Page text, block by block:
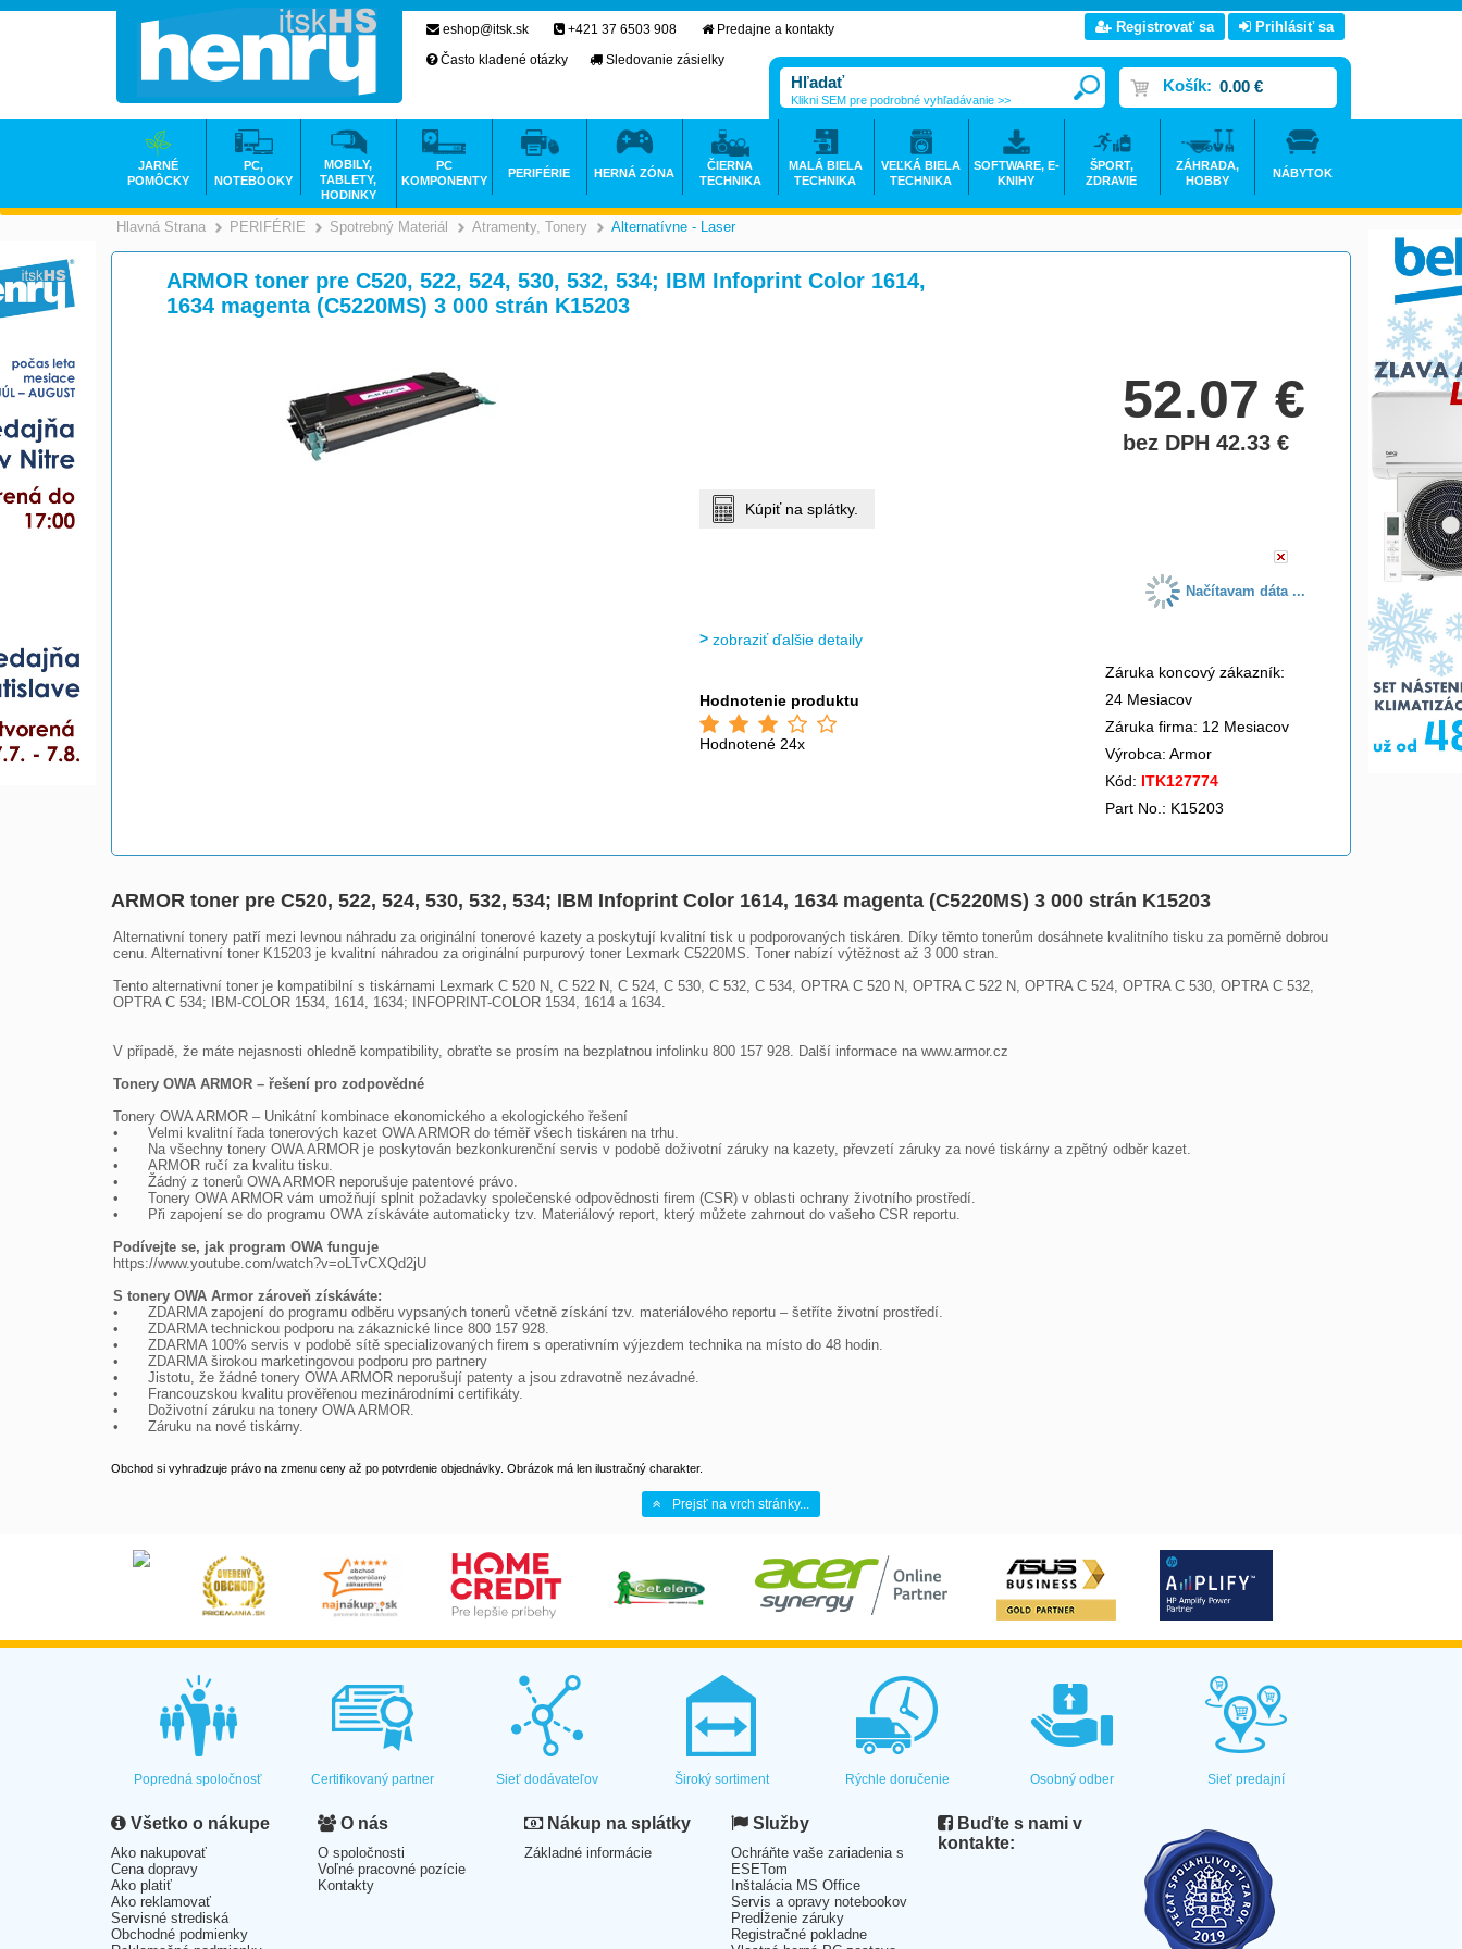
Hlavná Strana >
PERIFÉRIE >
Spotrebný Materiál >
Atramenty, Tonery >
Alternatívne - Laser
ARMOR toner pre C520, 522, 524, 530, 532, 534; IBM Infoprint Color 1614,
1634 magenta (C5220MS) 3 000 strán K15203
52.07€
bez DPH 42.33€
Kúpiť na splátky.
Načítavam dáta ...
zobraziť ďalšie detaily
Hodnotenie produktu
Hodnotené 24x
Záruka koncový zákazník:
24 Mesiacov
Záruka firma: 12 Mesiacov
Výrobca: Armor
Kód: ITK127774
Part No.: K15203
ARMOR toner pre C520, 522, 524, 530, 532, 534; IBM Infoprint Color 1614, 1634 magenta (C5220MS) 3 000 strán K15203
Alternativní tonery patří mezi levnou náhradu za originální tonerové kazety a poskytují kvalitní tisk u podporovaných tiskáren. Díky těmto tonerům dosáhnete kvalitního tisku za poměrně dobrou
cenu. Alternativní toner K15203 je kvalitní náhradou za originální purpurový toner Lexmark C5220MS. Toner nabízí výtěžnost až 3 000 stran.
Tento alternativní toner je kompatibilní s tiskárnami Lexmark C 520 N, C 522 N, C 524, C 530, C 532, C 534, OPTRA C 520 N, OPTRA C 522 N, OPTRA C 524, OPTRA C 530, OPTRA C 532,
OPTRA C 534; IBM-COLOR 1534, 1614, 1634; INFOPRINT-COLOR 1534, 1614 a 1634.
V případě, že máte nejasnosti ohledně kompatibility, obraťte se prosím na bezplatnou infolinku 800 157 928. Další informace na www.armor.cz
Tonery OWA ARMOR – řešení pro zodpovědné
Tonery OWA ARMOR – Unikátní kombinace ekonomického a ekologického řešení
•	Velmi kvalitní řada tonerových kazet OWA ARMOR do téměř všech tiskáren na trhu.
•	Na všechny tonery OWA ARMOR je poskytován bezkonkurenční servis v podobě doživotní záruky na kazety, převzetí záruky za nové tiskárny a zpětný odběr kazet.
•	ARMOR ručí za kvalitu tisku.
•	Žádný z tonerů OWA ARMOR neporušuje patentové právo.
•	Tonery OWA ARMOR vám umožňují splnit požadavky společenské odpovědnosti firem (CSR) v oblasti ochrany životního prostředí.
•	Při zapojení se do programu OWA získáváte automaticky tzv. Materiálový report, který můžete zahrnout do vašeho CSR reportu.
Podívejte se, jak program OWA funguje
https://www.youtube.com/watch?v=oLTvCXQd2jU
S tonery OWA Armor zároveň získáváte:
•	ZDARMA zapojení do programu odběru vypsaných tonerů včetně získání tzv. materiálového reportu – šetříte životní prostředí.
•	ZDARMA technickou podporu na zákaznické lince 800 157 928.
•	ZDARMA 100% servis v podobě sítě specializovaných firem s operativním výjezdem technika na místo do 48 hodin.
•	ZDARMA širokou marketingovou podporu pro partnery
•	Jistotu, že žádné tonery OWA ARMOR neporušují patenty a jsou zdravotně nezávadné.
•	Francouzskou kvalitu prověřenou mezinárodními certifikáty.
•	Doživotní záruku na tonery OWA ARMOR.
•	Záruku na nové tiskárny.
Obchod si vyhradzuje právo na zmenu ceny až po potvrdenie objednávky. Obrázok má len ilustračný charakter.
Prejsť na vrch stránky...
eshop@itsk.sk +421 37 6503 908
Predajne a kontakty
Často kladené otázky
Sledovanie zásielky
Registrovať sa Prihlásiť sa
Košík: 0.00 €
Klikni SEM pre podrobné vyhľadávanie >>
JARNÉ
POMÔCKY
PC,
NOTEBOOKY
MOBILY,
TABLETY,
HODINKY
PC
KOMPONENTY
PERIFÉRIE HERNÁ ZÓNA
ČIERNA
TECHNIKA
MALÁ BIELA
TECHNIKA
VEĽKÁ BIELA
TECHNIKA
SOFTWARE, E-
KNIHY
ŠPORT,
ZDRAVIE
ZÁHRADA,
HOBBY
NÁBYTOK
Popredná spoločnosť Certifikovaný partner Sieť dodávateľov Široký sortiment Rýchle doručenie Osobný odber Sieť predajní
Všetko o nákupe
Ako nakupovať
Cena dopravy
Ako platiť
Ako reklamovať
Servisné strediská
Obchodné podmienky
O nás
O spoločnosti
Voľné pracovné pozície
Kontakty
Nákup na splátky
Základné informácie
Služby
Ochráňte vaše zariadenia s
ESETom
Inštalácia MS Office
Servis a opravy notebookov
Predĺženie záruky
Registračné pokladne
Buďte s nami v
kontakte: